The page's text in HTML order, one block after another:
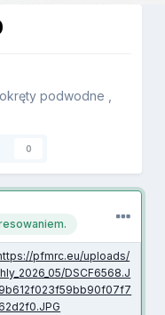
podwodne ,
0